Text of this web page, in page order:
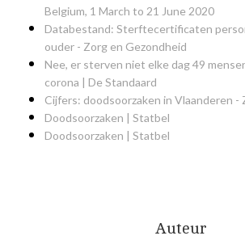
Belgium, 1 March to 21 June 2020
Databestand: Sterftecertificaten
ouder - Zorg en Gezondheid
Nee, er sterven niet elke dag 49
corona | De Standaard
Cijfers: doodsoorzaken in Vlaanderen -
Doodsoorzaken | Statbel
Doodsoorzaken | Statbel
Auteur